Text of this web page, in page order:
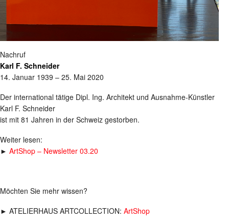
Nachruf
Karl F. Schneider
14. Januar 1939 – 25. Mai 2020
Der international tätige Dipl. Ing. Architekt und Ausnahme-Künstler
Karl F. Schneider
ist mit 81 Jahren in der Schweiz gestorben.
Weiter lesen:
► ArtShop – Newsletter 03.20
Möchten Sie mehr wissen?
► ATELIERHAUS ARTCOLLECTION: ArtShop